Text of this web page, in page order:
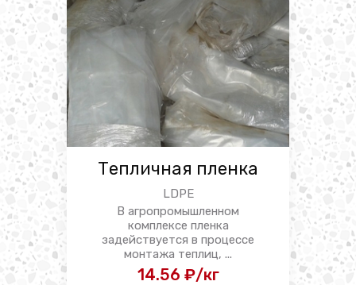
Тепличная пленка
LDPE
В агропромышленном
комплексе пленка
задействуется в процессе
монтажа теплиц, ...
14.56 ₽/кг